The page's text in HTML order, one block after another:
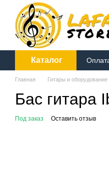
Перейти к основному контенту
Каталог
Главная Гитары и оборудование
Бас гитара
Под заказ Оставить отзыв